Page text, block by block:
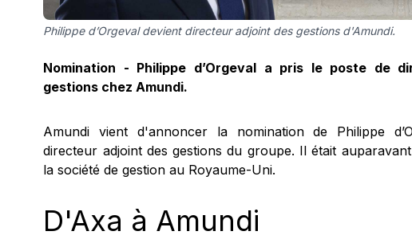
Philippe d’Orgeval devient directeur adjoint des gestions d'Amundi.
Nomination - Philippe d’Orgeval a pris le poste de
gestions chez Amundi.
Amundi vient d'annoncer la nomination de Philippe
directeur adjoint des gestions du groupe. Il était
la société de gestion au Royaume-Uni.
D'Axa à Amundi